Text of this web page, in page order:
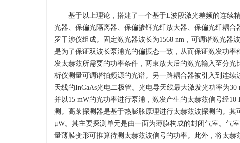
基于以上理论，搭建了一个基于L波段激光差频的连续
光器、保偏光隔离器、保偏掺铒光纤放大器、保偏光纤耦
罗干涉仪组成。固定激光器波长为1568 nm，可调谐激光器
是为了保证双波长泵浦光的偏振态一致，从而保证激发功
发太赫兹所需要的功率条件，两束放大后的激光输入至分
析仪测量可调谐拍频源的光谱。另一路耦合器被引入到连
天线的InGaAs光电二极管。光电导天线最大激发光功率为
并以15 mW的光功率进行泵浦，激发产生的太赫兹信号经
测。高莱探测器是基于热膨胀原理进行太赫兹波探测的。
μW。其主要探测单元是由一面为薄膜构成的封闭气室。气
量薄膜变形可推算待测太赫兹波信号的功率。此外，将太